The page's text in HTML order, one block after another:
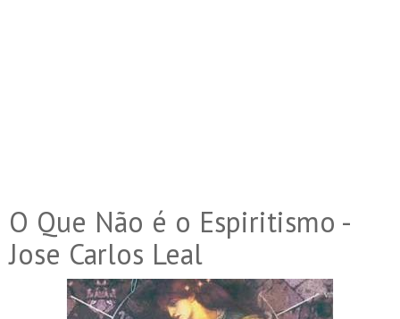
O Que Não é o Espiritismo -
Jose Carlos Leal